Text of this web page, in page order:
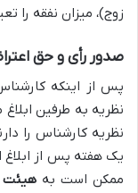
زوج)، میزان نفقه را
صدور رأی و حق
پس از اینکه
نظریه به طرفین
نظریه کارشناس را
یک هفته پس از
ممکن است به هیئت